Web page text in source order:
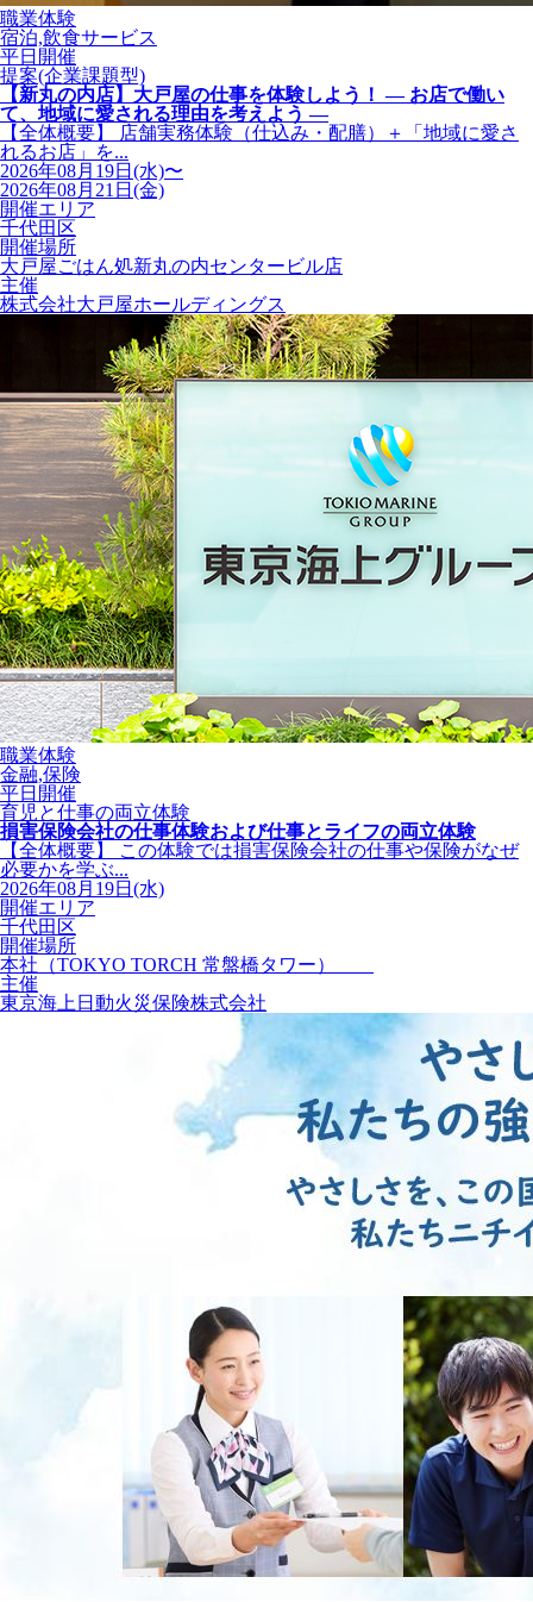
職業体験
宿泊,飲食サービス
平日開催
提案(企業課題型)
【新丸の内店】大戸屋の仕事を体験しよう！ ― お店で働い
て、地域に愛される理由を考えよう ―
【全体概要】 店舗実務体験（仕込み・配膳）＋「地域に愛さ
れるお店」を...
2026年08月19日(水)〜
2026年08月21日(金)
開催エリア
千代田区
開催場所
大戸屋ごはん処新丸の内センタービル店
主催
株式会社大戸屋ホールディングス
職業体験
金融,保険
平日開催
育児と仕事の両立体験
損害保険会社の仕事体験および仕事とライフの両立体験
【全体概要】 この体験では損害保険会社の仕事や保険がなぜ
必要かを学ぶ...
2026年08月19日(水)
開催エリア
千代田区
開催場所
本社（TOKYO TORCH 常盤橋タワー）
主催
東京海上日動火災保険株式会社